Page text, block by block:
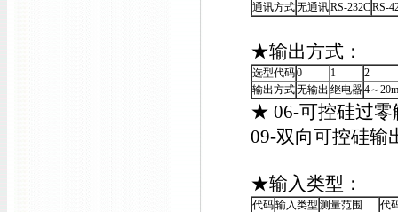
通讯方式无通讯RS-232CRS-
★输出方式：
选型代码0 1
2
输出方式无输出 继电器4～
★ 06-可控硅过零
09-双向可控硅输
★输入类型：
代码输入类型 测量范围
代